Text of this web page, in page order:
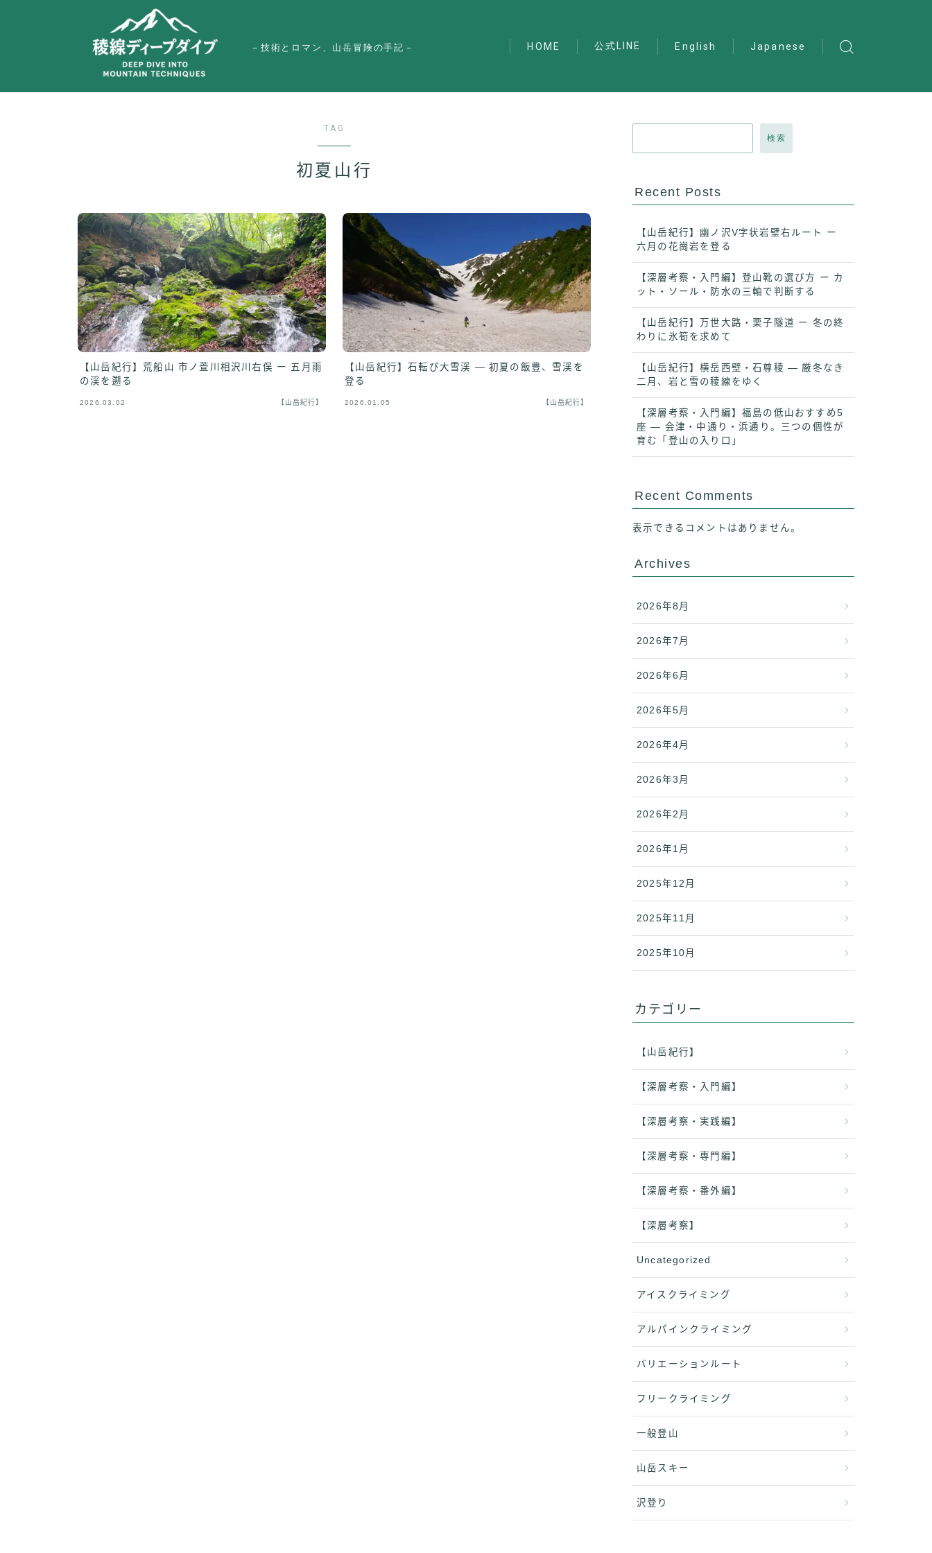
－技術とロマン、山岳冒険の手記－ HOME 公式LINE English Japanese
TAG
初夏山行
【山岳紀行】荒船山 市ノ萱川相沢川右俣 ー 五月雨
の渓を遡る
2026.03.02 【山岳紀行】
【山岳紀行】石転び大雪渓 — 初夏の飯豊、雪渓を
登る
2026.01.05 【山岳紀行】
検索
Recent Posts
【山岳紀行】幽ノ沢V字状岩壁右ルート ー
六月の花崗岩を登る
【深層考察・入門編】登山靴の選び方 ー カ
ット・ソール・防水の三軸で判断する
【山岳紀行】万世大路・栗子隧道 ー 冬の終
わりに氷筍を求めて
【山岳紀行】横岳西壁・石尊稜 ― 厳冬なき
二月、岩と雪の稜線をゆく
【深層考察・入門編】福島の低山おすすめ5
座 ― 会津・中通り・浜通り。三つの個性が
育む「登山の入り口」
Recent Comments
表示できるコメントはありません。
Archives
2026年8月
2026年7月
2026年6月
2026年5月
2026年4月
2026年3月
2026年2月
2026年1月
2025年12月
2025年11月
2025年10月
カテゴリー
【山岳紀行】
【深層考察・入門編】
【深層考察・実践編】
【深層考察・専門編】
【深層考察・番外編】
【深層考察】
Uncategorized
アイスクライミング
アルパインクライミング
バリエーションルート
フリークライミング
一般登山
山岳スキー
沢登り